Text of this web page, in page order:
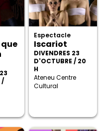
/
Espectacle
Iscariot
DIVENDRES 23
D'OCTUBRE / 20
H
Ateneu Centre
Cultural